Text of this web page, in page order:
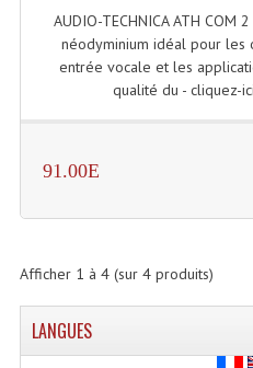
Microphones
AUDIO-TECHNICA ATH COM
néodyminium idéal pour les
entrée vocale et les
qualité du - cliquez-
91.00E
Afficher 1 à 4(sur 4produits)
LANGUES